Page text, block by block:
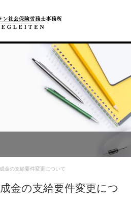
金の支給要件変更について
金の支給要件変更につ